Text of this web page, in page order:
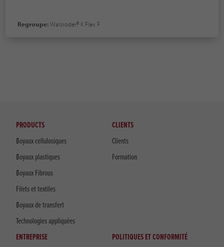
Regroupe:Walsroder® K Flex F
PRODUCTS
Boyaux cellulosiques
Boyaux plastiques
Boyaux Fibrous
Filets et textiles
Boyaux de transfert
Technologies appliquées
CLIENTS
Clients
Formation
ENTREPRISE
POLITIQUES ET CONFORMITÉ